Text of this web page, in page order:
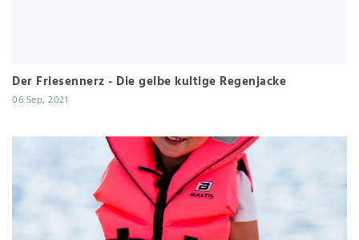
Der Friesennerz - Die gelbe kultige Regenjacke
06 Sep, 2021